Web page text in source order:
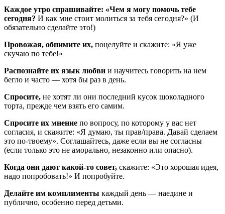
Каждое утро спрашивайте: «Чем я могу помочь тебе
сегодня? И как мне стоит молиться за тебя сегодня?» (И
обязательно сделайте это!)
Провожая, обнимите их, поцелуйте и скажите: «Я уже
скучаю по тебе!»
Распознайте их язык любви и научитесь говорить на нем
бегло и часто — хотя бы раз в день.
Спросите, не хотят ли они последний кусок шоколадного
торта, прежде чем взять его самим.
Спросите их мнение по вопросу, по которому у вас нет
согласия, и скажите: «Я думаю, ты прав/права. Давай сделаем
это по-твоему». Соглашайтесь, даже если вы не согласны
(если только это не аморально, незаконно или опасно).
Когда они дают какой-то совет, скажите: «Это хорошая идея,
надо попробовать!» И попробуйте.
Делайте им комплименты каждый день — наедине и
публично, особенно перед детьми.